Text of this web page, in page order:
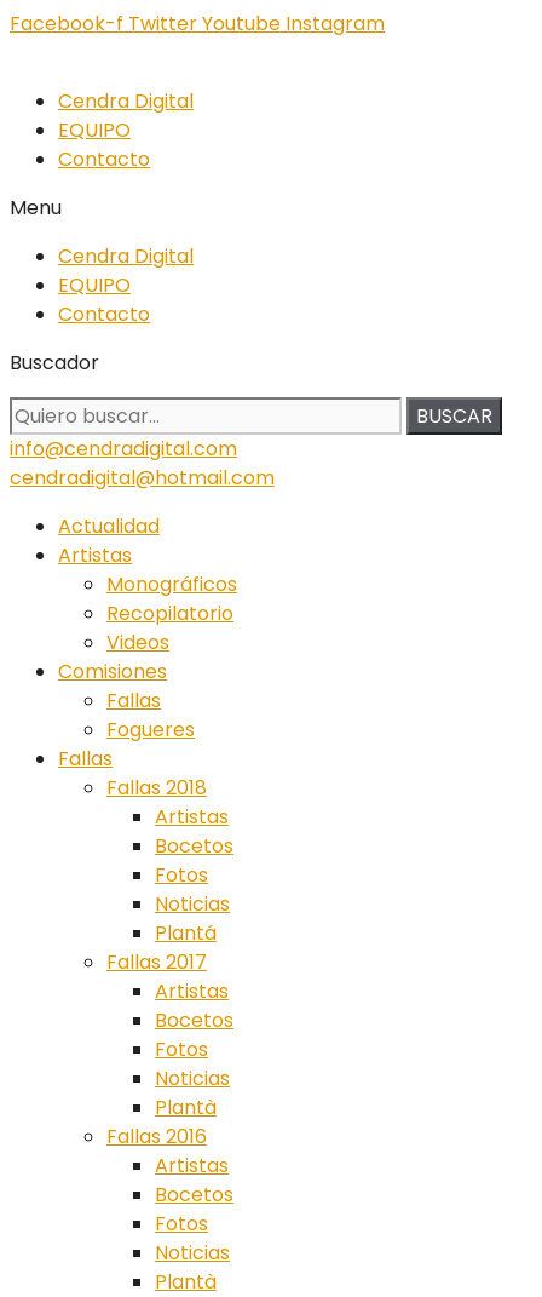
Facebook-f TwitterYoutube Instagram
Cendra Digital
EQUIPO
Contacto
Menu
Cendra Digital
EQUIPO
Contacto
Buscador
BUSCAR
info@cendradigital.com
cendradigital@hotmail.com
Actualidad
Artistas
Monográficos
Recopilatorio
Videos
Comisiones
Fallas
Fogueres
Fallas
Fallas 2018
Artistas
Bocetos
Fotos
Noticias
Plantá
Fallas 2017
Artistas
Bocetos
Fotos
Noticias
Plantà
Fallas 2016
Artistas
Bocetos
Fotos
Noticias
Plantà